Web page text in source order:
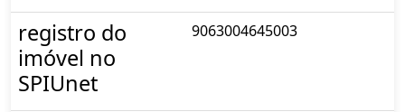
registro do
imóvel no
SPIUnet
9063004645003